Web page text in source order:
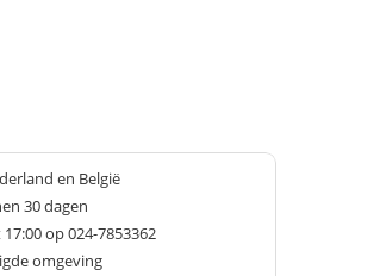
en België
30 dagen
op 024-7853362
omgeving